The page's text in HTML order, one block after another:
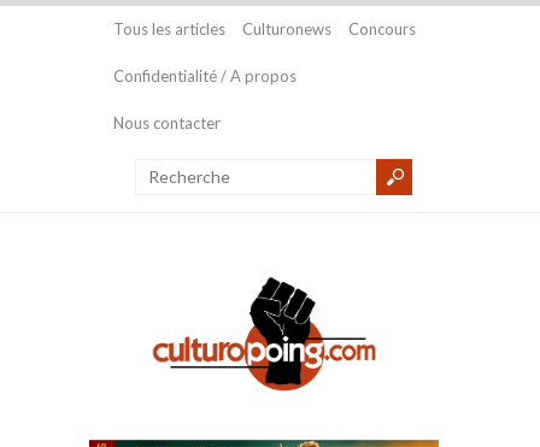
Tous les articles Culturonews Concours
Confidentialité / A propos
Nous contacter